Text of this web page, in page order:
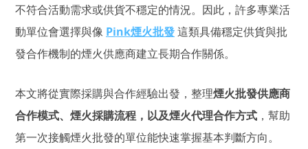
不符合活動需求或供貨不穩定的情況。因此，許多專業活
動單位會選擇與像 Pink煙火批發這類具備穩定供貨與批
發合作機制的煙火供應商建立長期合作關係。
本文將從實際採購與合作經驗出發，整理煙火批發供應商
合作模式、煙火採購流程，以及煙火代理合作方式 ，幫助
第一次接觸煙火批發的單位能快速掌握基本判斷方向。